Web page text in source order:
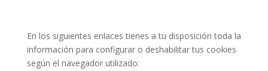
En los siguientes enlaces tienes a tu disposición toda la
información para configurar o deshabilitar tus cookies
según el navegador utilizado: